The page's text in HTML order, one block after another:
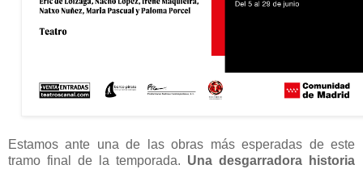
Estamos ante una de las obras más esperadas de este
tramo final de la temporada. Una desgarradora historia